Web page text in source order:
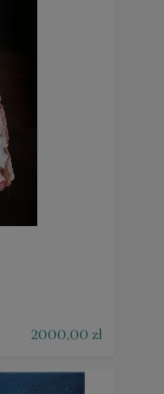
2000,00 zł